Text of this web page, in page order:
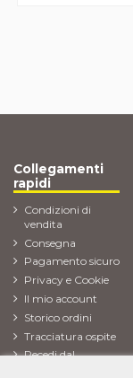
Collegamenti
rapidi
Condizioni di
vendita
Consegna
Pagamento sicuro
Privacy e Cookie
Il mio account
Storico ordini
Tracciatura ospite
Recedi dal